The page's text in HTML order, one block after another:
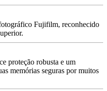
Fujifilm, reconhecido
proteção robusta e um
memórias seguras por muitos